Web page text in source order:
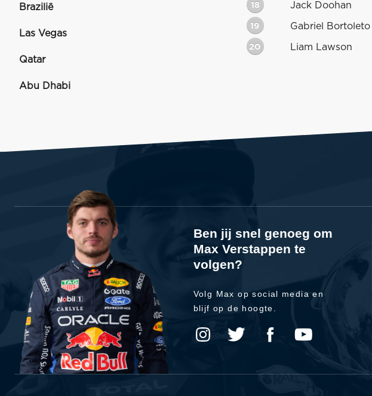
Brazilië
Las Vegas
Qatar
Abu Dhabi
18 Jack Doohan
19 Gabriel Bortoleto
20 Liam Lawson
Ben jij snel genoeg om
Max Verstappen te
volgen?
Volg Max op social media en
blijf op de hoogte.